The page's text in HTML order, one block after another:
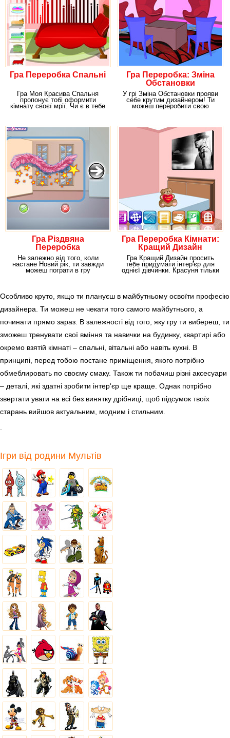
Гра Переробка Спальні
Гра Моя Красива Спальня
пропонує тобі оформити
кімнату своєї мрії. Чи є в тебе
Гра Переробка: Зміна
Обстановки
У грі Зміна Обстановки прояви
себе крутим дизайнером! Ти
можеш переробити свою
Гра Різдвяна
Переробка
Не залежно від того, коли
настане Новий рік, ти завжди
можеш пограти в гру
Гра Переробка Кімнати:
Кращий Дизайн
Гра Кращий Дизайн просить
тебе придумати інтер'єр для
однієї дівчинки. Красуня тільки
Особливо круто, якщо ти плануєш в майбутньому освоїти професію
дизайнера. Ти можеш не чекати того самого майбутнього, а
починати прямо зараз. В залежності від того, яку гру ти вибереш, ти
зможеш тренувати свої вміння та навички на будинку, квартирі або
окремо взятій кімнаті – спальні, вітальні або навіть кухні. В
принципі, перед тобою постане приміщення, якого потрібно
обмеблировать по своєму смаку. Також ти побачиш різні аксесуари
– деталі, які здатні зробити інтер'єр ще краще. Однак потрібно
звертати уваги на всі без винятку дрібниці, щоб підсумок твоїх
старань вийшов актуальним, модним і стильним.
Ігри від родини Мультів